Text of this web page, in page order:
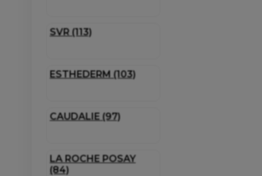
SVR (113)
ESTHEDERM (103)
CAUDALIE (97)
LA ROCHE POSAY
(84)